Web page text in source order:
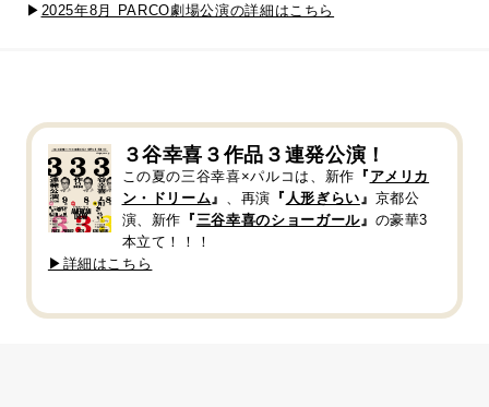
▶ 2025年8月 PARCO劇場公演の詳細はこちら
３谷幸喜３作品３連発公演！
この夏の三谷幸喜×パルコは、新作 『 アメリカ
ン・ドリーム 』 、再演 『 人形ぎらい 』 京都公
演、新作 『 三谷幸喜のショーガール』 の豪華3
本立て！！！
▶詳細はこちら